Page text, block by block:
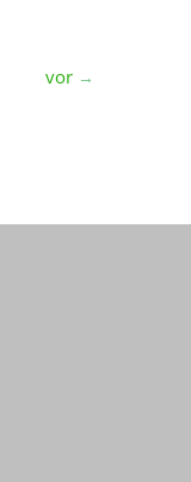
vor →